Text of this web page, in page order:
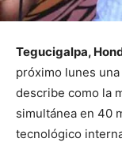
Tegucigalpa,
próximo lunes
describe como la
simultánea en 40
tecnológico